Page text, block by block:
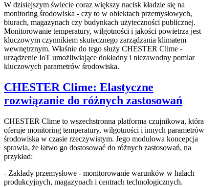
W dzisiejszym świecie coraz większy nacisk kładzie się na
monitoring środowiska - czy to w obiektach przemysłowych,
biurach, magazynach czy budynkach użyteczności publicznej.
Monitorowanie temperatury, wilgotności i jakości powietrza jest
kluczowym czynnikiem skutecznego zarządzania klimatem
wewnętrznym. Właśnie do tego służy CHESTER Clime -
urządzenie IoT umożliwiające dokładny i niezawodny pomiar
kluczowych parametrów środowiska.
CHESTER Clime: Elastyczne
rozwiązanie do różnych zastosowań
CHESTER Clime to wszechstronna platforma czujnikowa, która
oferuje monitoring temperatury, wilgotności i innych parametrów
środowiska w czasie rzeczywistym. Jego modułowa koncepcja
sprawia, że łatwo go dostosować do różnych zastosowań, na
przykład:
- Zakłady przemysłowe - monitorowanie warunków w halach
produkcyjnych, magazynach i centrach technologicznych.